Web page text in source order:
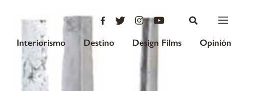
Interiorismo Destino Design Films Opinión